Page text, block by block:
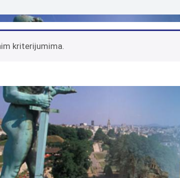
kriterijumima.